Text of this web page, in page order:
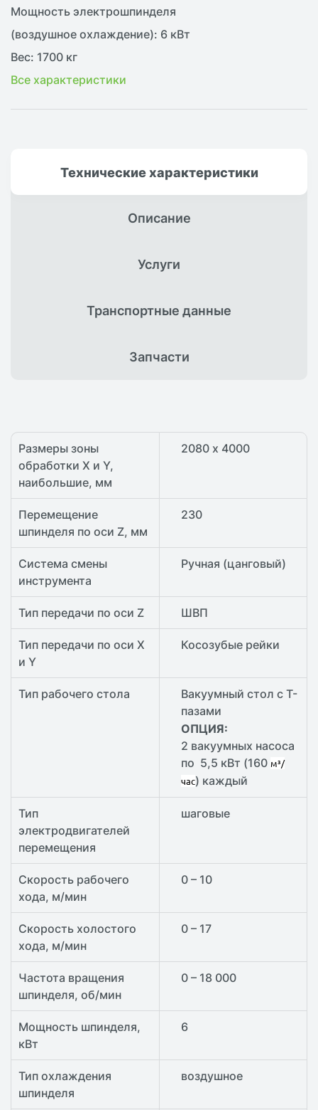
Мощность электрошпинделя
(воздушное охлаждение): 6 кВт
Вес: 1700 кг
Все характеристики
Техническиехарактеристики
Описание
Услуги
Транспортныеданные
Запчасти
Размеры зоны
обработки X и Y,
наибольшие, мм
2080 х 4000
Перемещение
шпинделя по оси Z, мм
230
Система смены
инструмента
Ручная (цанговый)
Тип передачи по оси Z ШВП
Тип передачи по оси X
и Y
Косозубые рейки
Тип рабочего стола
Вакуумный стол с T-
пазами
ОПЦИЯ:
2 вакуумных насоса
по 5,5 кВт (160 м³/
час) каждый
Тип
электродвигателей
перемещения
шаговые
Скорость рабочего
хода, м/мин
0 – 10
Скорость холостого
хода, м/мин
0 – 17
Частота вращения
шпинделя, об/мин
0 – 18 000
Мощность шпинделя,
кВт
6
Тип охлаждения
шпинделя
воздушное